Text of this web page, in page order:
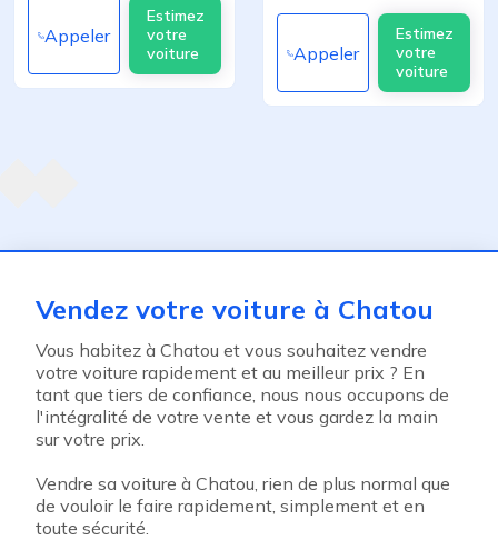
Appeler
Estimez
votre
voiture
Appeler
Estimez
votre
voiture
Vendez votre voiture à Chatou
Vous habitez à Chatou et vous souhaitez vendre
votre voiture rapidement et au meilleur prix ? En
tant que tiers de confiance, nous nous occupons de
l'intégralité de votre vente et vous gardez la main
sur votre prix.
Vendre sa voiture à Chatou, rien de plus normal que
de vouloir le faire rapidement, simplement et en
toute sécurité.